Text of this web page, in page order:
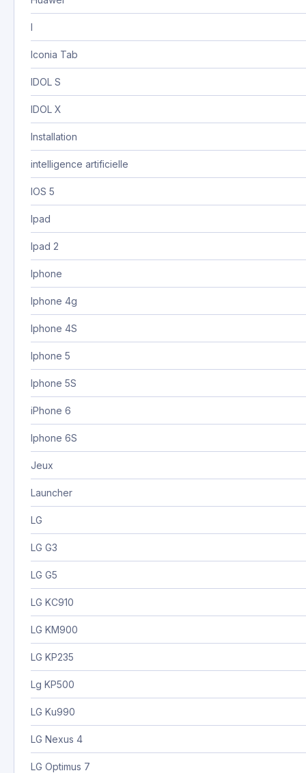
I
Iconia Tab
IDOL S
IDOL X
Installation
intelligence artificielle
IOS 5
Ipad
Ipad 2
Iphone
Iphone 4g
Iphone 4S
Iphone 5
Iphone 5S
iPhone 6
Iphone 6S
Jeux
Launcher
LG
LG G3
LG G5
LG KC910
LG KM900
LG KP235
Lg KP500
LG Ku990
LG Nexus 4
LG Optimus 7